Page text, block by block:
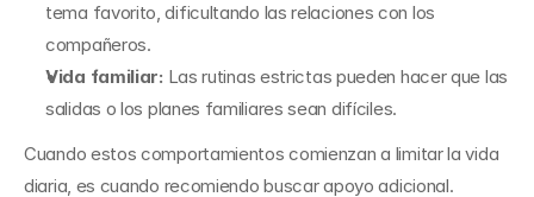
tema favorito, dificultando las relaciones con los
compañeros.
Vida familiar: Las rutinas estrictas pueden hacer que las
salidas o los planes familiares sean difíciles.
Cuando estos comportamientos comienzan a limitar la vida
diaria, es cuando recomiendo buscar apoyo adicional.